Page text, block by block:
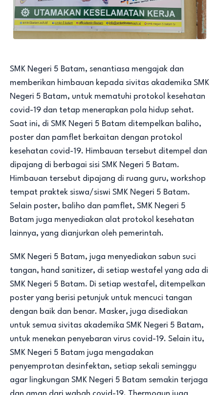
SMK Negeri 5 Batam, senantiasa mengajak dan
memberikan himbauan kepada sivitas akademika SMK
Negeri 5 Batam, untuk mematuhi protokol kesehatan
covid-19 dan tetap menerapkan pola hidup sehat.
Saat ini, di SMK Negeri 5 Batam ditempelkan baliho,
poster dan pamflet berkaitan dengan protokol
kesehatan covid-19. Himbauan tersebut ditempel dan
dipajang di berbagai sisi SMK Negeri 5 Batam.
Himbauan tersebut dipajang di ruang guru, workshop
tempat praktek siswa/siswi SMK Negeri 5 Batam.
Selain poster, baliho dan pamflet, SMK Negeri 5
Batam juga menyediakan alat protokol kesehatan
lainnya, yang dianjurkan oleh pemerintah.
SMK Negeri 5 Batam, juga menyediakan sabun suci
tangan, hand sanitizer, di setiap westafel yang ada di
SMK Negeri 5 Batam. Di setiap westafel, ditempelkan
poster yang berisi petunjuk untuk mencuci tangan
dengan baik dan benar. Masker, juga disediakan
untuk semua sivitas akademika SMK Negeri 5 Batam,
untuk menekan penyebaran virus covid-19. Selain itu,
SMK Negeri 5 Batam juga mengadakan
penyemprotan desinfektan, setiap sekali seminggu
agar lingkungan SMK Negeri 5 Batam semakin terjaga